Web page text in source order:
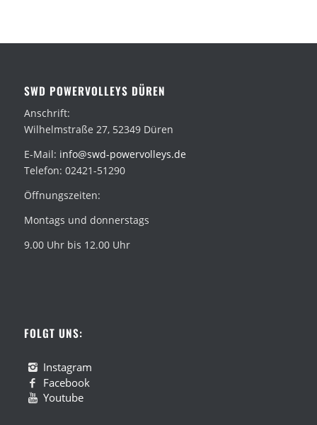
SWD POWERVOLLEYS DÜREN
Anschrift:
Wilhelmstraße 27, 52349 Düren
E-Mail: info@swd-powervolleys.de
Telefon: 02421-51290
Öffnungszeiten:
Montags und donnerstags
9.00 Uhr bis 12.00 Uhr
FOLGT UNS:
Instagram
Facebook
Youtube